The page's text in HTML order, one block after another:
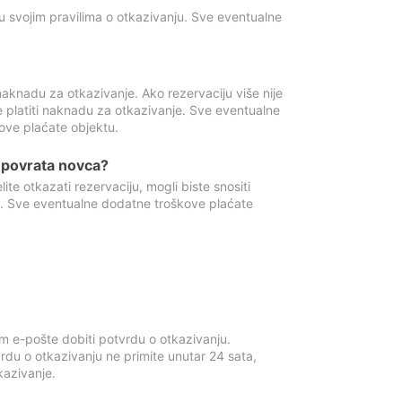
pravilima o otkazivanju. Sve eventualne
za otkazivanje. Ako rezervaciju više nije
naknadu za otkazivanje. Sve eventualne
plaćate objektu.
novca?
otkazati rezervaciju, mogli biste snositi
eventualne dodatne troškove plaćate
e-pošte dobiti potvrdu o otkazivanju.
o otkazivanju ne primite unutar 24 sata,